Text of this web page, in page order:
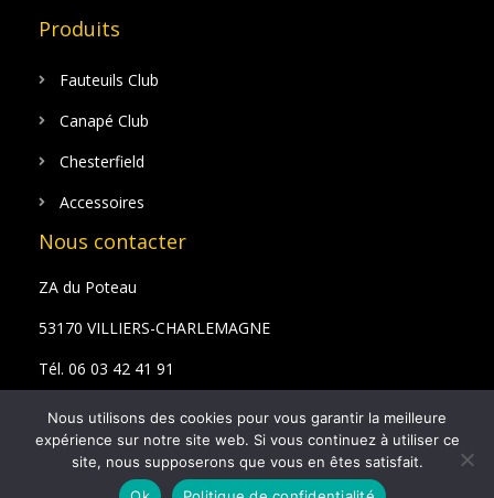
Produits
Fauteuils Club
Canapé Club
Chesterfield
Accessoires
Nous contacter
ZA du Poteau
53170 VILLIERS-CHARLEMAGNE
Tél. 06 03 42 41 91
Email : bazyan@hotmail.fr
Nous utilisons des cookies pour vous garantir la meilleure
expérience sur notre site web. Si vous continuez à utiliser ce
site, nous supposerons que vous en êtes satisfait.